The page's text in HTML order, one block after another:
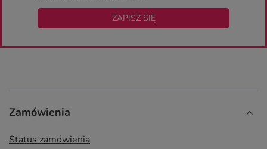
ZAPISZ SIĘ
Zamówienia
Status zamówienia